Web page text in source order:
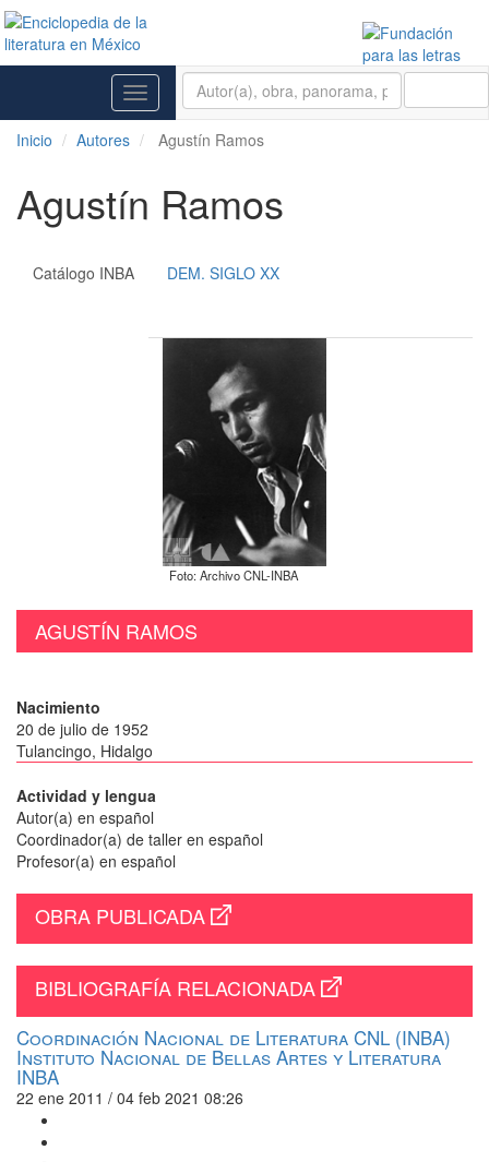
Toggle
navigation
Inicio
Autores Agustín Ramos
Agustín Ramos
Catálogo INBA DEM. SIGLO XX
Foto: Archivo CNL-INBA
AGUSTÍN RAMOS
Nacimiento
20 de julio de 1952
Tulancingo, Hidalgo
Actividad y lengua
Autor(a) en español
Coordinador(a) de taller en español
Profesor(a) en español
OBRA PUBLICADA
BIBLIOGRAFÍA RELACIONADA
Coordinación Nacional de Literatura CNL (INBA)
Instituto Nacional de Bellas Artes y Literatura
INBA
22 ene 2011 / 04 feb 2021 08:26